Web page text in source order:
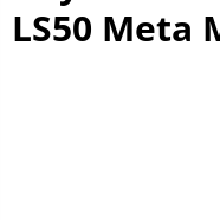
LS50 Meta